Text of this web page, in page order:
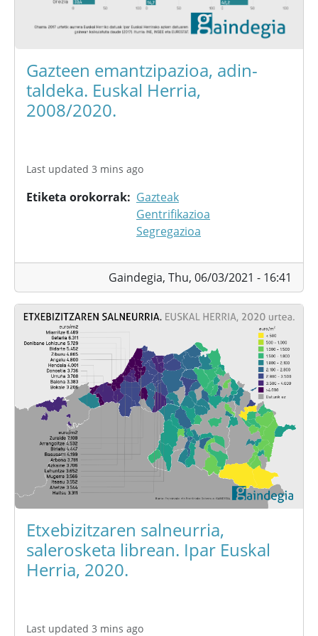
Gazteen emantzipazioa, adin-
taldeka. Euskal Herria,
2008/2020.
Last updated 3 mins ago
Etiketa orokorrak
Gazteak
Gentrifikazioa
Segregazioa
Gaindegia, Thu, 06/03/2021 - 16:41
Etxebizitzaren salneurria,
salerosketa librean. Ipar Euskal
Herria, 2020.
Last updated 3 mins ago